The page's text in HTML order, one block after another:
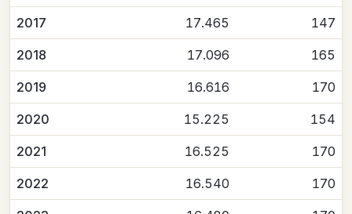
2017 17.465 147
2018 17.096 165
2019 16.616 170
2020 15.225 154
2021 16.525 170
2022 16.540 170